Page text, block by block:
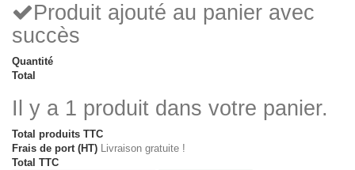
Produit ajouté au panier avec
succès
Quantité
Total
Il y a 1 produit dans votre panier.
Total produits TTC
Frais de port (HT) Livraison gratuite !
Total TTC